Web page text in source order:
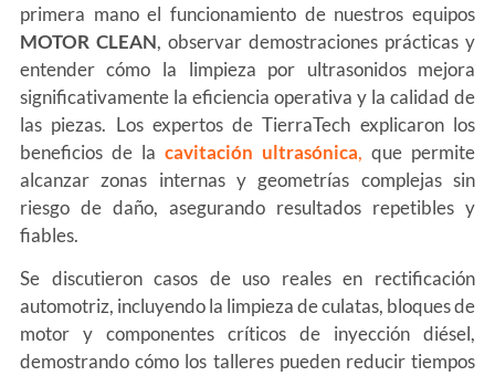
primera mano el funcionamiento de nuestros equipos
MOTOR CLEAN, observar demostraciones prácticas y
entender cómo la limpieza por ultrasonidos mejora
significativamente la eficiencia operativa y la calidad de
las piezas. Los expertos de TierraTech explicaron los
beneficios de la cavitación ultrasónica, que permite
alcanzar zonas internas y geometrías complejas sin
riesgo de daño, asegurando resultados repetibles y
fiables.
Se discutieron casos de uso reales en rectificación
automotriz, incluyendo la limpieza de culatas, bloques de
motor y componentes críticos de inyección diésel,
demostrando cómo los talleres pueden reducir tiempos